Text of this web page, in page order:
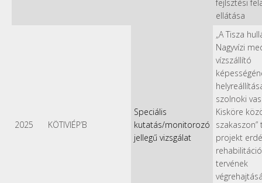
fejlsztési
ellátása
2025 KÖTIVIÉP’B
Speciális
kutatás/monitorozó
jellegű vizsgálat
„A Tisza
Nagyvízi
vízszállító
szolnoki
Kisköre
szakaszon”
projekt
tervének